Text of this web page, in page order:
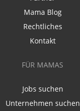
Mama Blog
Rechtliches
Kontakt
FÜR MAMAS
Jobs suchen
Unternehmen suchen